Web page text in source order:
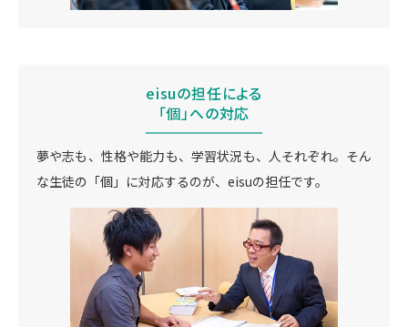
eisuの担任による
「個」への対応
夢や志も、性格や能力も、学習状況も、人それぞれ。そん
な生徒の「個」に対応するのが、eisuの担任です。